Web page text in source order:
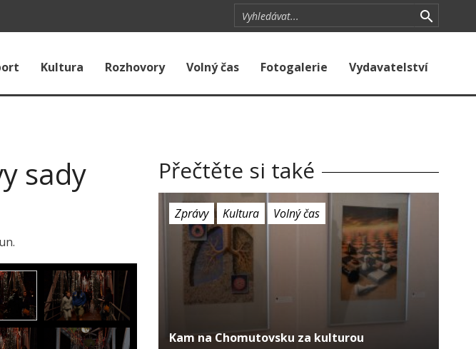
Kultura Rozhovory Volný čas Fotogalerie Vydavatelství
sady Přečtěte si také
Zprávy Kultura Volný čas
Kam na Chomutovsku za kulturou